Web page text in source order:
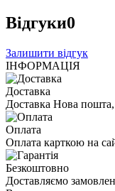
Відгуки0
Залишити відгук
ІНФОРМАЦІЯ
Доставка
Доставка Нова
Оплата
Оплата карткою на
Безкоштовно
Доставляємо